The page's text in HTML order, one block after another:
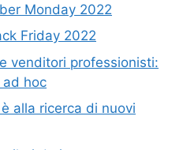
Monday 2022
Friday 2022
venditori professionisti:
hoc
alla ricerca di nuovi